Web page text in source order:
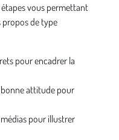
vous permettant
propos de type
pour encadrer la
attitude pour
pour illustrer